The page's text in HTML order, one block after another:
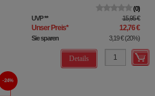
0
UVP** 15,95 €
Unser Preis* 12,76 €
Sie sparen 3,19 €(20%)
Details
24%